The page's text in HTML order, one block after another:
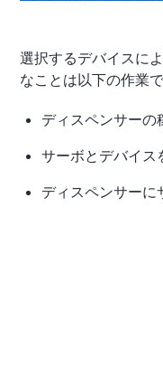
選択するデバイスに
なことは以下の作業
ディスペンサーの
サーボとデバイス
ディスペンサーに